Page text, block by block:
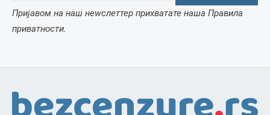
Пријавом на наш неwслеттер прихватате наша Правила
приватности.